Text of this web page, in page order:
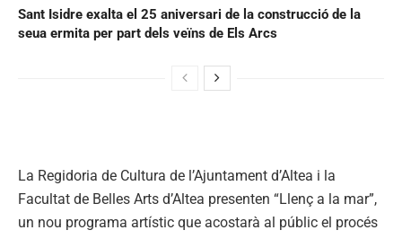
Sant Isidre exalta el 25 aniversari de la construcció de la
seua ermita per part dels veïns de Els Arcs
La Regidoria de Cultura de l’Ajuntament d’Altea i la
Facultat de Belles Arts d’Altea presenten “Llenç a la mar”,
un nou programa artístic que acostarà al públic el procés